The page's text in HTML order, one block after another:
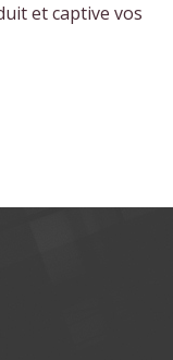
et captive vos